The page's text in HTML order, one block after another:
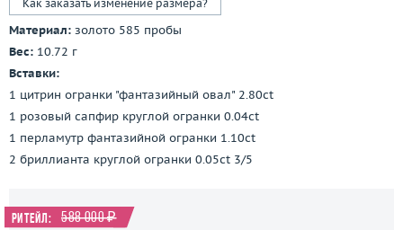
Как заказать изменение размера?
Материал: золото 585 пробы
Вес: 10.72 г
Вставки:
1 цитрин огранки "фантазийный овал" 2.80ct
1 розовый сапфир круглой огранки 0.04ct
1 перламутр фантазийной огранки 1.10ct
2 бриллианта круглой огранки 0.05ct 3/5
Ритейл: 588 000 ₽